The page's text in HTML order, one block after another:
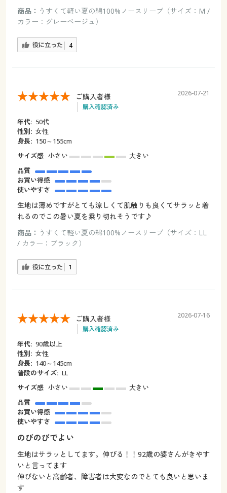
商品： うすくて軽い夏の綿100%ノースリーブ（サイズ：M /
カラー：グレーベージュ）
役に立った 4
ご購入者様
購入確認済み
2026-07-21
年代: 50代
性別: 女性
身長: 150～155cm
サイズ感 小さい
大きい
品質
お買い得感
使いやすさ
生地は薄めですがとても涼しくて肌触りも良くてサラッと着
れるのでこの暑い夏を乗り切れそうです♪
商品： うすくて軽い夏の綿100%ノースリーブ（サイズ：LL
/ カラー：ブラック）
役に立った 1
ご購入者様
購入確認済み
2026-07-16
年代: 90歳以上
性別: 女性
身長: 140～145cm
普段のサイズ: LL
サイズ感 小さい
大きい
品質
お買い得感
使いやすさ
のびのびでよい
生地はサラッとしてます。伸びる！！92歳の婆さんがきやす
いと言ってます
伸びないと高齢者、障害者は大変なのでとても良いと思いま
す